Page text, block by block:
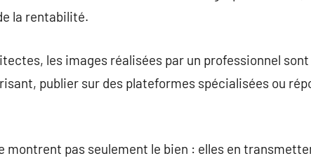
la rentabilité.
les images réalisées par un professionnel
publier sur des plateformes spécialisées ou
montrent pas seulement le bien : elles en